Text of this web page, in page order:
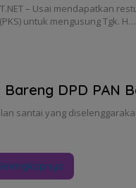
– Usai mendapatkan
untuk mengusung Tgk.
DPD PAN
santai yang